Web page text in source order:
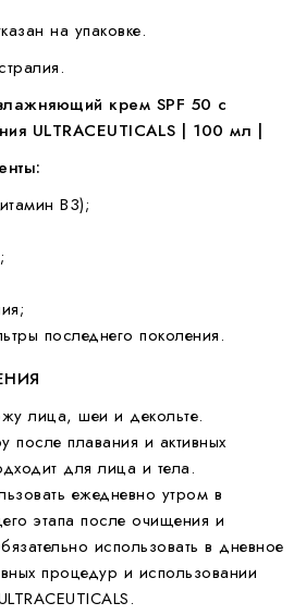
на упаковке.
крем SPF 50 с
ULTRACEUTICALS | 100 мл |
В3);
последнего поколения.
лица, шеи и декольте.
после плавания и активных
для лица и тела.
ежедневно утром в
этапа после очищения и
использовать в дневное
процедур и использовании